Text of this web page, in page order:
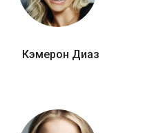
Кэмерон Диаз